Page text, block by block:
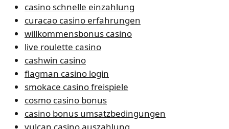
casino schnelle einzahlung
curacao casino erfahrungen
willkommensbonus casino
live roulette casino
cashwin casino
flagman casino login
smokace casino freispiele
cosmo casino bonus
casino bonus umsatzbedingungen
vulcan casino auszahlung